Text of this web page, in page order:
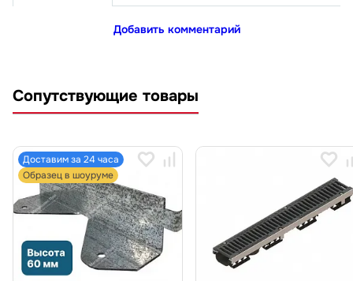
Добавить комментарий
Сопутствующие товары
Доставим за 24 часа
Образец в шоуруме